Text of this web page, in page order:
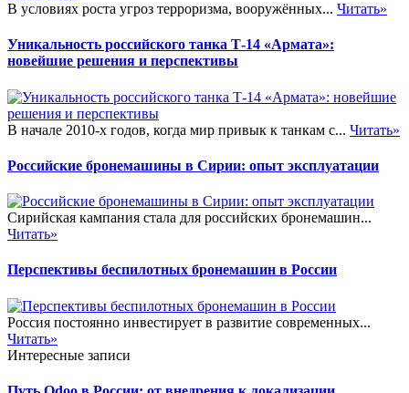
В условиях роста угроз терроризма, вооружённых... Читать»
Уникальность российского танка Т-14 «Армата»:
новейшие решения и перспективы
В начале 2010-х годов, когда мир привык к танкам с... Читать»
Российские бронемашины в Сирии: опыт эксплуатации
Сирийская кампания стала для российских бронемашин...
Читать»
Перспективы беспилотных бронемашин в России
Россия постоянно инвестирует в развитие современных...
Читать»
Интересные записи